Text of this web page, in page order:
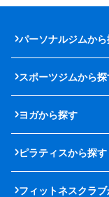
パーソナルジムか
スポーツジムから探
ヨガから探す
ピラティスから探す
フィットネスクラ